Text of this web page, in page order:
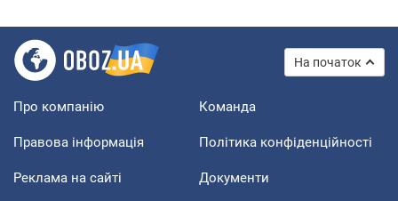
На початок
Про компанію Команда
Правова інформація Політика конфіденційності
Реклама на сайті Документи